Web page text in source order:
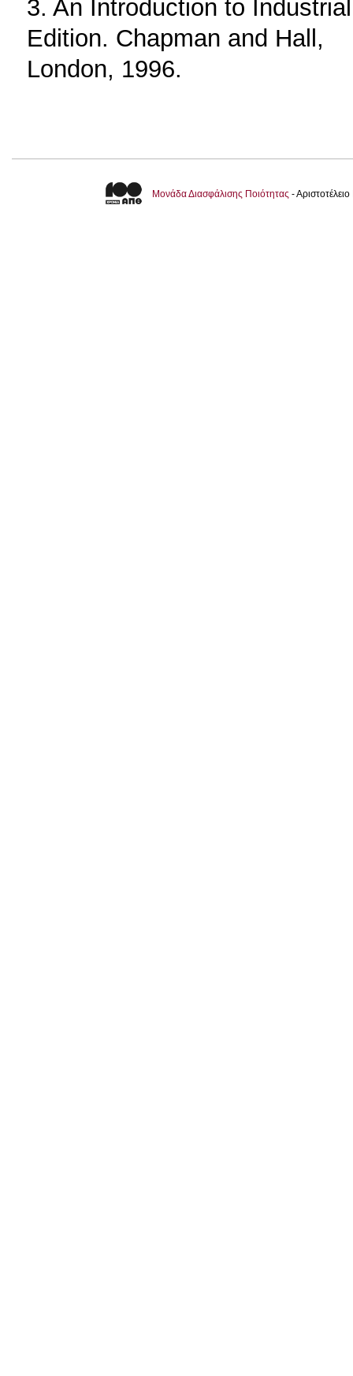
3. An Introduction to
Edition. Chapman and Hall,
London, 1996.
Μονάδα Διασφάλισης Ποιότητας -